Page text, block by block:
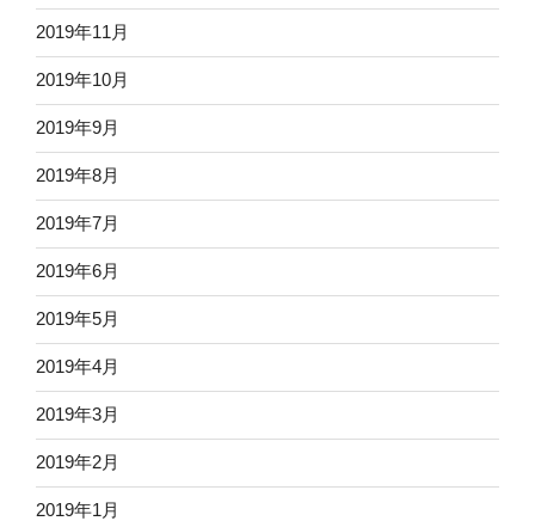
2019年11月
2019年10月
2019年9月
2019年8月
2019年7月
2019年6月
2019年5月
2019年4月
2019年3月
2019年2月
2019年1月